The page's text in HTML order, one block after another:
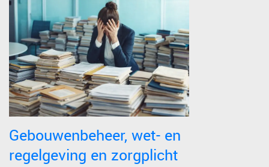
Gebouwenbeheer, wet- en
regelgeving en zorgplicht